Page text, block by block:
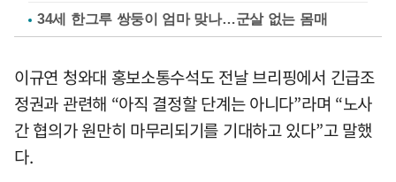
34세 한그루 쌍둥이 엄마 맞나…군살 없는 몸매
이규연 청와대 홍보소통수석도 전날 브리핑에서 긴급조
정권과 관련해 “아직 결정할 단계는 아니다”라며 “노사
간 협의가 원만히 마무리되기를 기대하고 있다”고 말했
다.